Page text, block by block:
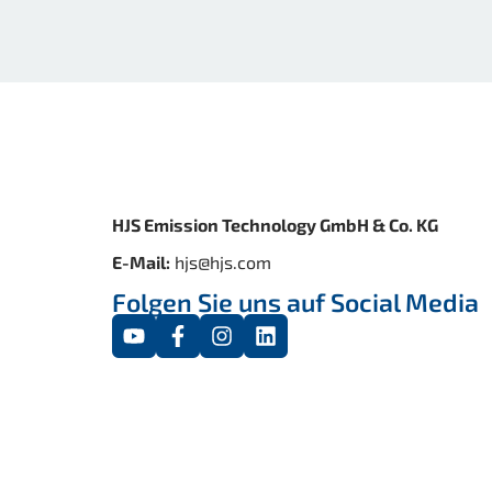
HJS Emission Technology GmbH & Co. KG
E-Mail: hjs@hjs.com
Folgen Sie uns auf Social Media